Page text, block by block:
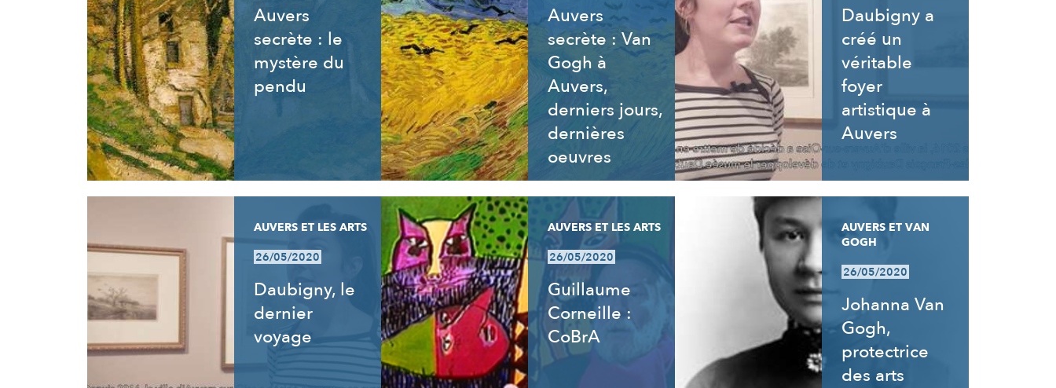
Auvers
secrète : le
mystère du
pendu
Auvers
secrète : Van
Gogh à
Auvers,
derniers jours,
dernières
oeuvres
Daubigny a
créé un
véritable
foyer
artistique à
Auvers
AUVERS ET LES ARTS
26/05/2020
Daubigny, le
dernier
voyage
AUVERS ET LES ARTS
26/05/2020
Guillaume
Corneille :
CoBrA
AUVERS ET VAN
GOGH
26/05/2020
Johanna Van
Gogh,
protectrice
des arts